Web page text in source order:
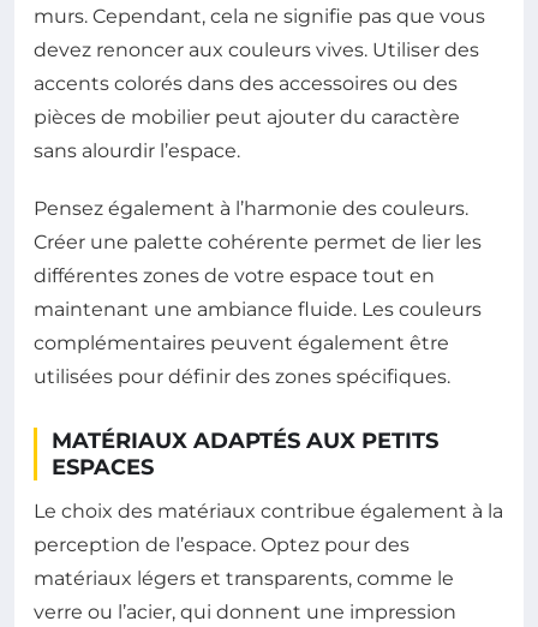
murs. Cependant, cela ne signifie pas que vous
devez renoncer aux couleurs vives. Utiliser des
accents colorés dans des accessoires ou des
pièces de mobilier peut ajouter du caractère
sans alourdir l’espace.
Pensez également à l’harmonie des couleurs.
Créer une palette cohérente permet de lier les
différentes zones de votre espace tout en
maintenant une ambiance fluide. Les couleurs
complémentaires peuvent également être
utilisées pour définir des zones spécifiques.
MATÉRIAUX ADAPTÉS AUX PETITS
ESPACES
Le choix des matériaux contribue également à la
perception de l’espace. Optez pour des
matériaux légers et transparents, comme le
verre ou l’acier, qui donnent une impression